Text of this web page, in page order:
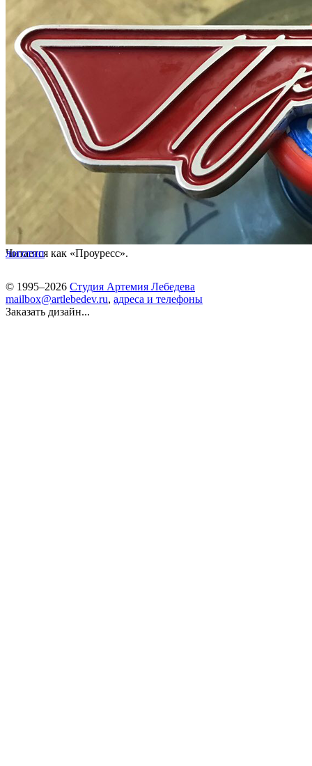
Читается как «Проуресс».
логотип
© 1995–2026 Студия Артемия Лебедева
mailbox@artlebedev.ru, адреса и телефоны
Заказать дизайн...